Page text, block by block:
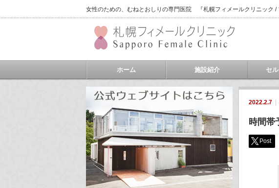
女性のための、むねとおしりの専門医院 『札幌フィメールクリニック /
ホーム 施設紹介 セ
2022.2.7
時間帯
Post